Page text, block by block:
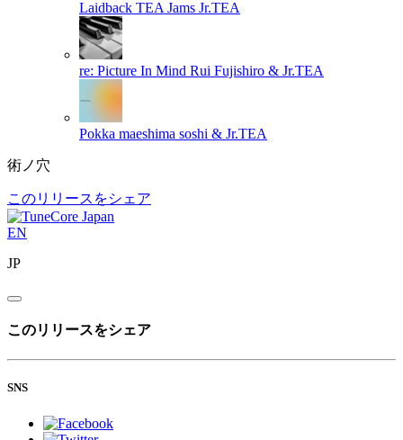
Laidback TEA Jams Jr.TEA
re: Picture In Mind Rui Fujishiro & Jr.TEA
Pokka maeshima soshi & Jr.TEA
術ノ穴
このリリースをシェア
EN
JP
このリリースをシェア
SNS